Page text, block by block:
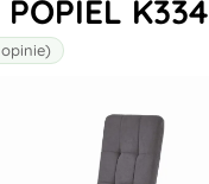
K334